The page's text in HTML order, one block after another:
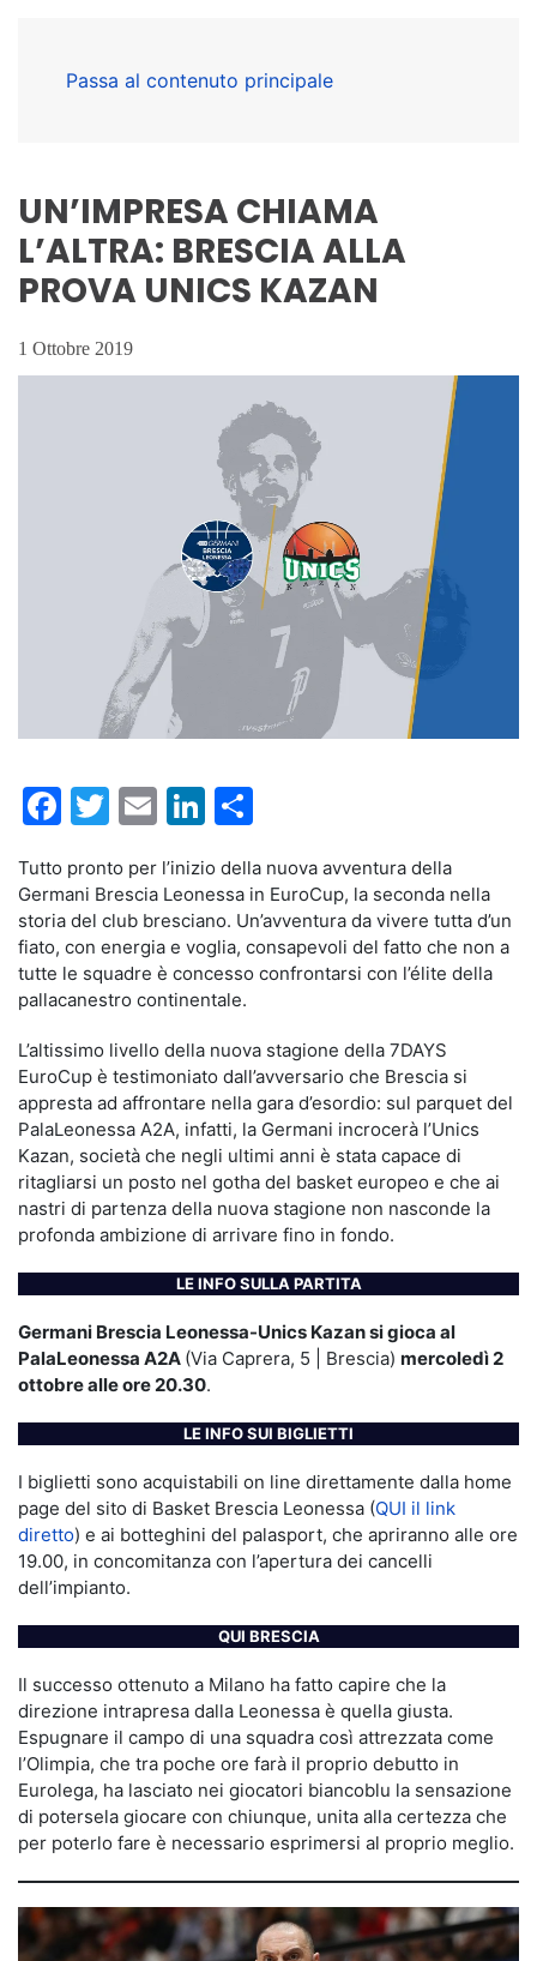
Passa al contenuto principale
UN’IMPRESA CHIAMA
L’ALTRA: BRESCIA ALLA
PROVA UNICS KAZAN
1 Ottobre 2019
Facebook
Twitter
EmailLinkedIn
Tutto pronto per l’inizio della nuova avventura della
Germani Brescia Leonessa in EuroCup, la seconda nella
storia del club bresciano. Un’avventura da vivere tutta d’un
fiato, con energia e voglia, consapevoli del fatto che non a
tutte le squadre è concesso confrontarsi con l’élite della
pallacanestro continentale.
L’altissimo livello della nuova stagione della 7DAYS
EuroCup è testimoniato dall’avversario che Brescia si
appresta ad affrontare nella gara d’esordio: sul parquet del
PalaLeonessa A2A, infatti, la Germani incrocerà l’Unics
Kazan, società che negli ultimi anni è stata capace di
ritagliarsi un posto nel gotha del basket europeo e che ai
nastri di partenza della nuova stagione non nasconde la
profonda ambizione di arrivare fino in fondo.
LE INFO SULLA PARTITA
Germani Brescia Leonessa-Unics Kazan si gioca al
PalaLeonessa A2A (Via Caprera, 5 | Brescia) mercoledì 2
ottobre alle ore 20.30.
LE INFO SUI BIGLIETTI
I biglietti sono acquistabili on line direttamente dalla home
page del sito di Basket Brescia Leonessa (QUI il link
diretto) e ai botteghini del palasport, che apriranno alle ore
19.00, in concomitanza con l’apertura dei cancelli
dell’impianto.
QUI BRESCIA
Il successo ottenuto a Milano ha fatto capire che la
direzione intrapresa dalla Leonessa è quella giusta.
Espugnare il campo di una squadra così attrezzata come
l’Olimpia, che tra poche ore farà il proprio debutto in
Eurolega, ha lasciato nei giocatori biancoblu la sensazione
di potersela giocare con chiunque, unita alla certezza che
per poterlo fare è necessario esprimersi al proprio meglio.